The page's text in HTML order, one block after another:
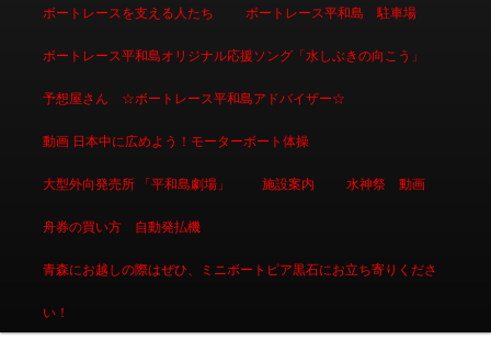
ボートレースを支える人たち ボートレース平和島 駐車場
ボートレース平和島オリジナル応援ソング「水しぶきの向こう」
予想屋さん ☆ボートレース平和島アドバイザー☆
動画 日本中に広めよう！モーターボート体操
大型外向発売所 「平和島劇場」 施設案内 水神祭 動画
舟券の買い方 自動発払機
青森にお越しの際はぜひ、ミニボートピア黒石にお立ち寄りくださ
い！